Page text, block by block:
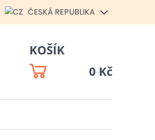
ČESKÁ REPUBLIKA
KOŠÍK
0 Kč